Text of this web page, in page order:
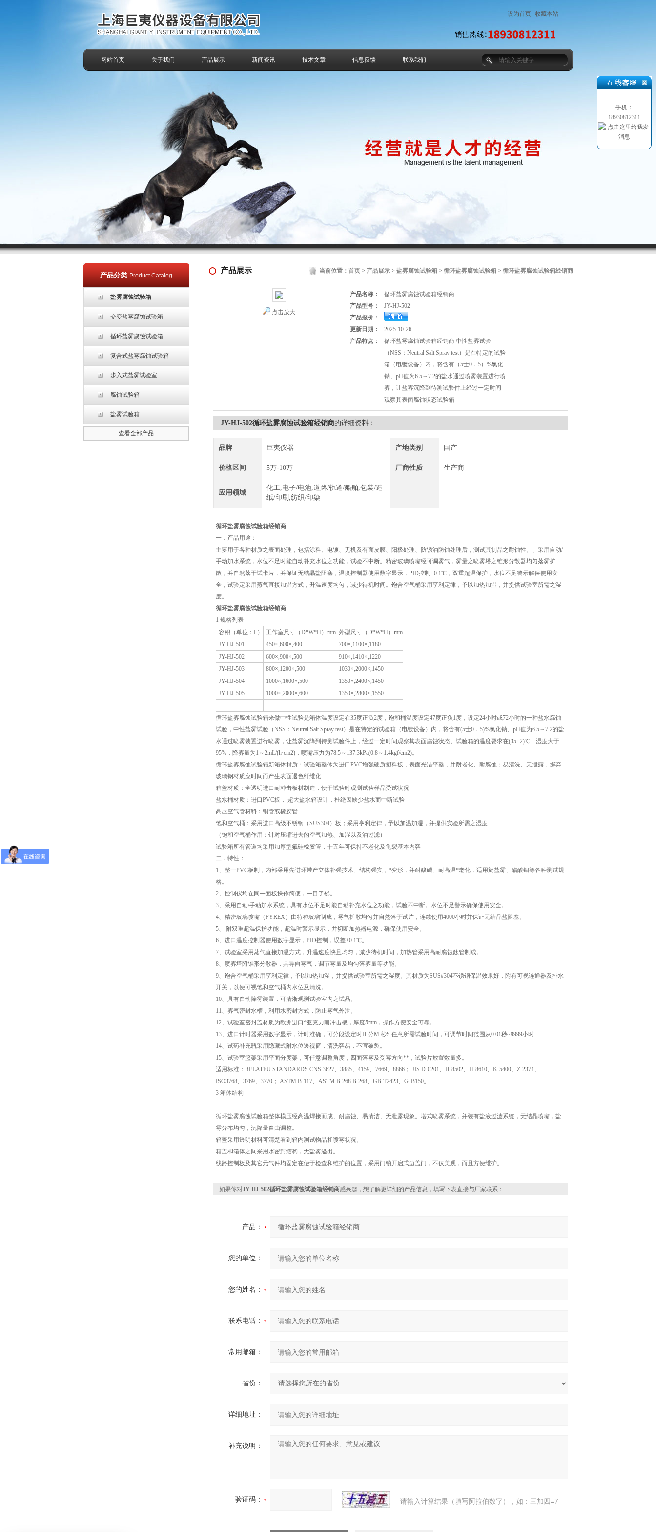
设为首页| 收藏本站
网站首页 关于我们 产品展示 新闻资讯 技术文章 信息反馈 联系我们
产品分类 Product Catalog
盐雾腐蚀试验箱
交变盐雾腐蚀试验箱
循环盐雾腐蚀试验箱
复合式盐雾腐蚀试验箱
步入式盐雾试验室
腐蚀试验箱
盐雾试验箱
查看全部产品
当前位置： 首页> 产品展示> 盐雾腐蚀试验箱> 循环盐雾腐蚀试验箱> 循环盐雾腐蚀试验箱经销商
产品展示
点击放大
产品名称：
循环盐雾腐蚀试验箱经销商
产品型号：
JY-HJ-502
产品报价：
更新日期：
2025-10-26
产品特点：
循环盐雾腐蚀试验箱经销商 中性盐雾试验
（NSS：Neutral Salt Spray test）是在特定的试验
箱（电镀设备）内，将含有（5士0．5）%氯化
钠、pH值为6.5～7.2的盐水通过喷雾装置进行喷
雾，让盐雾沉降到待测试验件上经过一定时间
观察其表面腐蚀状态试验箱
JY-HJ-502循环盐雾腐蚀试验箱经销商的详细资料：
品牌 巨夷仪器 产地类别 国产
价格区间 5万-10万 厂商性质 生产商
应用领域
化工,电子/电池,道路/轨道/船舶,包装/造
纸/印刷,纺织/印染
循环盐雾腐蚀试验箱经销商
一．产品用途：
主要用于各种材质之表面处理，包括涂料、电镀、无机及有面皮膜、阳极处理、防锈油防蚀处理后，测试其制品之耐蚀性。、采用自动/
手动加水系统，水位不足时能自动补充水位之功能，试验不中断。精密玻璃喷嘴经可调雾气，雾量之喷雾塔之锥形分散器均匀落雾扩
散，并自然落于试卡片，并保证无结晶盐阻塞，温度控制器使用数字显示，PID控制±0.1℃，双重超温保护，水位不足警示解保使用安
全，试验定采用蒸气直接加温方式，升温速度均匀，减少待机时间。饱合空气桶采用享利定律，予以加热加湿，并提供试验室所需之湿
度。
循环盐雾腐蚀试验箱经销商
1 规格列表
容积（单位：L）
工作室尺寸（D*W*H）mm 外型尺寸（D*W*H）mm
JY-HJ-501
450×,600×,400
700×,1100×,1180
JY-HJ-502
600×,900×,500
910×,1410×,1220
JY-HJ-503
800×,1200×,500
1030×,2000×,1450
JY-HJ-504
1000×,1600×,500
1350×,2400×,1450
JY-HJ-505
1000×,2000×,600 1350×,2800×,1550
循环盐雾腐蚀试验箱来做中性试验是箱体温度设定在35度正负2度，饱和桶温度设定47度正负1度，设定24小时或72小时的一种盐水腐蚀
试验，中性盐雾试验（NSS：Neutral Salt Spray test）是在特定的试验箱（电镀设备）内，将含有(5士0．5)%氯化钠、pH值为6.5～7.2的盐
水通过喷雾装置进行喷雾，让盐雾沉降到待测试验件上，经过一定时间观察其表面腐蚀状态。试验箱的温度要求在(35±2)℃，湿度大于
95%，降雾量为1～2mL/(h·cm2)，喷嘴压力为78.5～137.3kPa(0.8～1.4kgf/cm2)。
循环盐雾腐蚀试验箱新箱体材质：试验箱整体为进口PVC增强硬质塑料板，表面光洁平整，并耐老化、耐腐蚀；易清洗、无泄露，摒弃
玻璃钢材质应时间而产生表面退色纤维化
箱盖材质：全透明进口耐冲击板材制造，便于试验时观测试验样品受试状况
盐水桶材质：进口PVC板， 超大盐水箱设计，杜绝因缺少盐水而中断试验
高压空气管材料：铜管或橡胶管
饱和空气桶：采用进口高级不锈钢（SUS304）板；采用亨利定律，予以加温加湿，并提供实验所需之湿度
（饱和空气桶作用：针对压缩进去的空气加热、加湿以及油过滤）
试验箱所有管道均采用加厚型氟硅橡胶管，十五年可保持不老化及龟裂基本内容
二．特性：
1、整一PVC板制，内部采用先进环带产立体补强技术、结构强实，*变形，并耐酸碱、耐高温*老化，适用於盐雾、醋酸铜等各种测试规
格。
2、控制仪均在同一面板操作简便，一目了然。
3、采用自动/手动加水系统，具有水位不足时能自动补充水位之功能，试验不中断。水位不足警示确保使用安全。
4、精密玻璃喷嘴（PYREX）由特种玻璃制成，雾气扩散均匀并自然落于试片，连续使用4000小时并保证无结晶盐阻塞。
5、 附双重超温保护功能，超温时警示显示，并切断加热器电源，确保使用安全。
6、进口温度控制器使用数字显示，PID控制，误差±0.1℃。
7、试验室采用蒸气直接加温方式，升温速度快且均匀，减少待机时间，加热管采用高耐腐蚀鈦管制成。
8、喷雾塔附锥形分散器，具导向雾气，调节雾量及均匀落雾量等功能。
9、饱合空气桶采用享利定律，予以加热加湿，并提供试验室所需之湿度。其材质为SUS#304不锈钢保温效果好，附有可视连通器及排水
开关，以便可视饱和空气桶内水位及清洗。
10、具有自动除雾装置，可清淅观测试验室内之试品。
11、雾气密封水槽，利用水密封方式，防止雾气外泄。
12、试验室密封盖材质为欧洲进口*亚克力耐冲击板，厚度5mm，操作方便安全可靠。
13、进口计时器采用数字显示，计时准确，可分段设定时H.分M.秒S.任意所需试验时间，可调节时间范围从0.01秒~9999小时.
14、试药补充瓶采用隐藏式附水位透视窗，清洗容易，不宜破裂。
15、试验室篮架采用平面分度架，可任意调整角度，四面落雾及受雾方向**，试验片放置数量多。
适用标准：RELATEU STANDARDS CNS 3627、3885、4159、7669、8866； JIS D-0201、H-8502、H-8610、K-5400、Z-2371、
ISO3768、3769、3770； ASTM B-117、ASTM B-268 B-268、GB-T2423、GJB150。
3 箱体结构
循环盐雾腐蚀试验箱整体模压经高温焊接而成、耐腐蚀、易清洁、无泄露现象。塔式喷雾系统，并装有盐液过滤系统，无结晶喷嘴，盐
雾分布均匀，沉降量自由调整。
箱盖采用透明材料可清楚看到箱内测试物品和喷雾状况。
箱盖和箱体之间采用水密封结构，无盐雾溢出。
线路控制板及其它元气件均固定在便于检查和维护的位置，采用门锁开启式边盖门，不仅美观，而且方便维护。
如果你对JY-HJ-502循环盐雾腐蚀试验箱经销商感兴趣，想了解更详细的产品信息，填写下表直接与厂家联系：
产品：
您的单位：
您的姓名：
联系电话：
常用邮箱：
省份：
详细地址：
补充说明：
验证码： 请输入计算结果（填写阿拉伯数字），如：三加四=7
手机：
18930812311